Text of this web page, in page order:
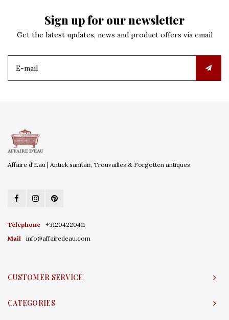
Sign up for our newsletter
Get the latest updates, news and product offers via email
Affaire d'Eau | Antiek sanitair, Trouvailles & Forgotten antiques
Telephone
+31204220411
Mail
info@affairedeau.com
CUSTOMER SERVICE
CATEGORIES